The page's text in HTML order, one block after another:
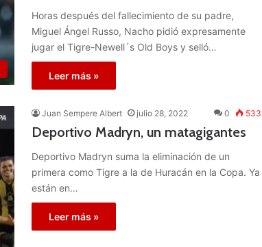
Horas después del fallecimiento de su padre,
Miguel Ángel Russo, Nacho pidió expresamente
jugar el Tigre-Newell´s Old Boys y selló…
Leer más »
Juan Sempere Albert julio 28, 2022 0 533
Deportivo Madryn, un matagigantes
Deportivo Madryn suma la eliminación de un
primera como Tigre a la de Huracán en la Copa. Ya
están en…
Leer más »